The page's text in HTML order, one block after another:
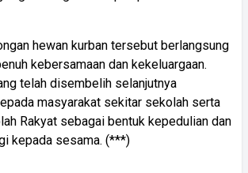
hewan kurban tersebut berlangsung
kebersamaan dan kekeluargaan.
telah disembelih selanjutnya
masyarakat sekitar sekolah serta
Rakyat sebagai bentuk kepedulian dan
kepada sesama. (***)